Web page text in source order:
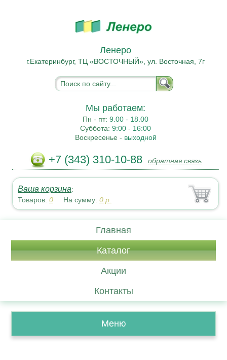
Ленеро
г.Екатеринбург, ТЦ «ВОСТОЧНЫЙ», ул. Восточная, 7г
Мы работаем:
Пн - пт:9.00 - 18.00
Суббота:9:00 - 16:00
Воскресенье - выходной
+7 (343) 310-10-88 обратная связь
Ваша корзина:
Товаров:0 На сумму:0 р.
Главная
Каталог
Акции
Контакты
Меню